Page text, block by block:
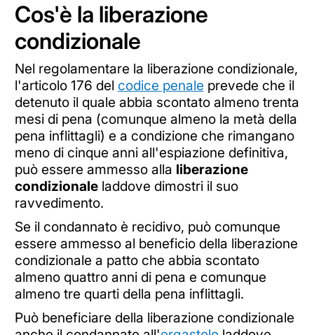
Cos'è la liberazione
condizionale
Nel regolamentare la liberazione condizionale,
l'articolo 176 del codice penale prevede che il
detenuto il quale abbia scontato almeno trenta
mesi di pena (comunque almeno la metà della
pena inflittagli) e a condizione che rimangano
meno di cinque anni all'espiazione definitiva,
può essere ammesso alla liberazione
condizionaleladdove dimostri il suo
ravvedimento.
Se il condannato è recidivo, può comunque
essere ammesso al beneficio della liberazione
condizionale a patto che abbia scontato
almeno quattro anni di pena e comunque
almeno tre quarti della pena inflittagli.
Può beneficiare della liberazione condizionale